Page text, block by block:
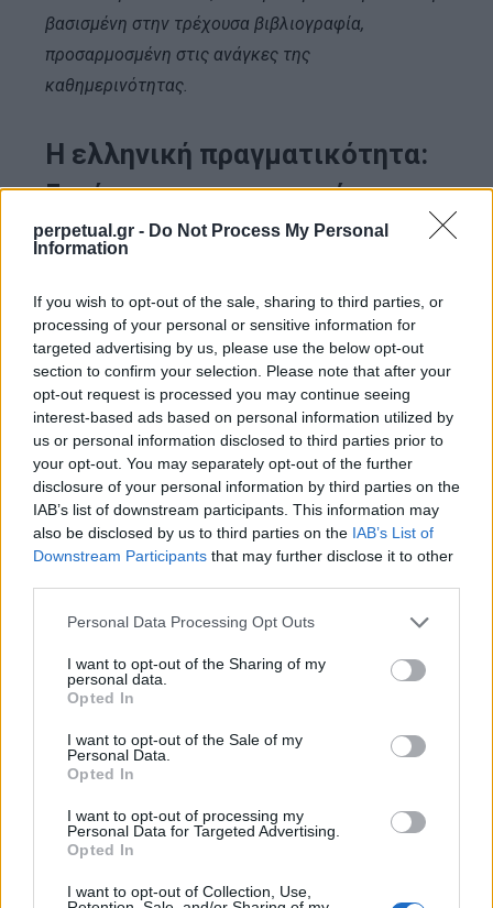
perpetual.gr - Do Not Process My Personal
Information
If you wish to opt-out of the sale, sharing to third parties, or
processing of your personal or sensitive information for
targeted advertising by us, please use the below opt-out
section to confirm your selection. Please note that after your
opt-out request is processed you may continue seeing
interest-based ads based on personal information utilized by
us or personal information disclosed to third parties prior to
your opt-out. You may separately opt-out of the further
disclosure of your personal information by third parties on the
IAB’s list of downstream participants. This information may
also be disclosed by us to third parties on the IAB’s List of
Downstream Participants that may further disclose it to other
Personal Data Processing Opt Outs
I want to opt-out of the Sharing of my
personal data.
Opted In
I want to opt-out of the Sale of my
Personal Data.
Opted In
I want to opt-out of processing my
Personal Data for Targeted Advertising.
Opted In
I want to opt-out of Collection, Use,
βασισμένη στην τρέχουσα βιβλιογραφία,
προσαρμοσμένη στις ανάγκες της
καθημερινότητας.
Η ελληνική πραγματικότητα:
Ξενύχτια, μεσημεριανός
ύπνος και προσαρμογή
δεν ευνοεί τον νωρίς ύπνο. Τα αργά δείπνα, οι
βραδινές επαγγελματικές ή κοινωνικές
συναντήσεις και το scrolling στις οθόνες μέχρι τα
μεσάνυχτα είναι ο κανόνας.
Έρευνες επιβεβαιώνουν την τάση μας για πολύ
πιο αργές ώρες κατάκλισης σε σχέση με τις
χώρες της Βόρειας Ευρώπης. Αυτό δεν είναι
καταδίκη, αλλά σημαίνει ότι κάθε λεπτό που
απαιτεί μεγαλύτερη πειθαρχία.
Από την άλλη, διαθέτουμε ένα πολιτισμικό
ύπνο (siesta). Ένα σύντομο power nap 15–30
λεπτών μπορεί να λειτουργήσει εξαιρετικά ως
συμπλήρωμα, ειδικά όταν η βραδινή ώρα
κατάκλισης δεν μπορεί να μετακινηθεί εύκολα.